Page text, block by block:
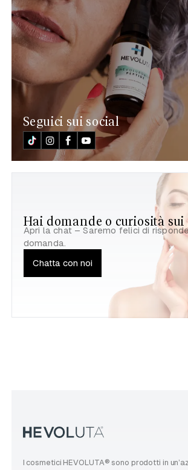
Seguici sui social
Hai domande o curiosità
Apri la chat – Saremo felici di
domanda.
Chatta con noi
I cosmetici HEVOLUTA® sono prodotti in